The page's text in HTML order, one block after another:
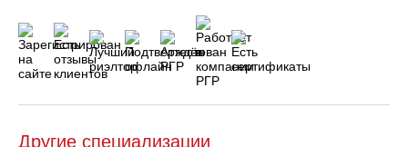
Другие специализации